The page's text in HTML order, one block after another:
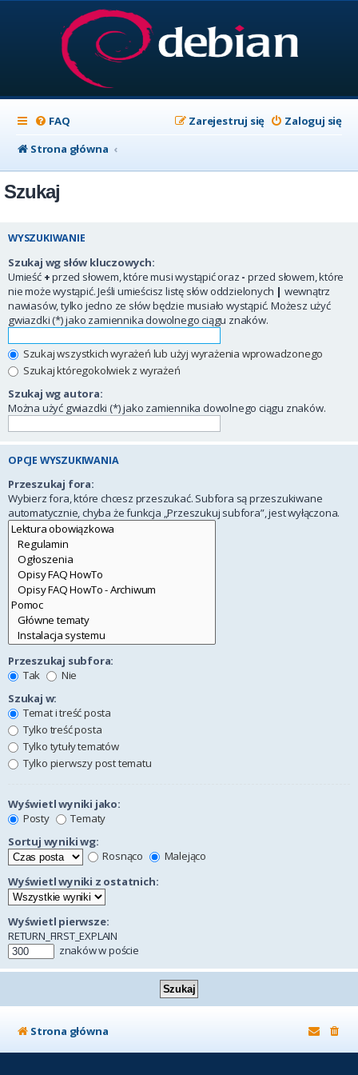
FAQ Zaloguj się
Zarejestruj się
Strona główna
Szukaj
WYSZUKIWANIE
Szukaj wg słów kluczowych:
Umieść +przed słowem, które musi wystąpić oraz - przed słowem, które
nie może wystąpić. Jeśli umieścisz listę słów oddzielonych | wewnątrz
nawiasów, tylko jedno ze słów będzie musiało wystąpić. Możesz użyć
gwiazdki (*) jako zamiennika dowolnego ciągu znaków.
Szukaj wszystkich wyrażeń lub użyj wyrażenia wprowadzonego
Szukaj któregokolwiek z wyrażeń
Szukaj wg autora:
Można użyć gwiazdki (*) jako zamiennika dowolnego ciągu znaków.
OPCJE WYSZUKIWANIA
Przeszukaj fora:
Wybierz fora, które chcesz przeszukać. Subfora są przeszukiwane
automatycznie, chyba że funkcja „Przeszukuj subfora”, jest wyłączona.
Przeszukaj subfora:
Tak
Nie
Szukaj w:
Temat i treść posta
Tylko treść posta
Tylko tytuły tematów
Tylko pierwszy post tematu
Wyświetl wyniki jako:
Posty
Tematy
Sortuj wyniki wg:
Rosnąco
Malejąco
Wyświetl wyniki z ostatnich:
Wyświetl pierwsze:
RETURN_FIRST_EXPLAIN
znaków w poście
Strona główna